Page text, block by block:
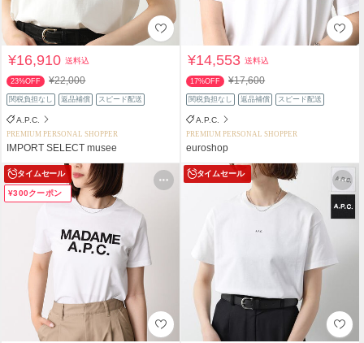
¥16,910送料込
23%OFF ¥22,000
関税負担なし 返品補償 スピード配送
A.P.C.
PREMIUM PERSONAL SHOPPER
IMPORT SELECT musee
¥14,553送料込
17%OFF ¥17,600
関税負担なし 返品補償 スピード配送
A.P.C.
PREMIUM PERSONAL SHOPPER
euroshop
タイムセール
¥300クーポン
タイムセール